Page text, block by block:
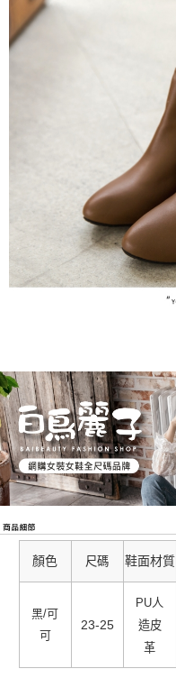
顏色 尺碼 鞋面材質
黑/可
可
23-25
PU人
造皮
革